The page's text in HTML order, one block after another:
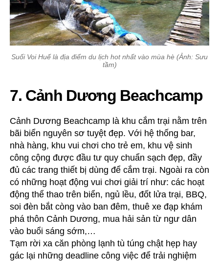
Suối Voi Huế là địa điểm du lịch hot nhất vào mùa hè (Ảnh: Sưu
tầm)
7. Cảnh Dương Beachcamp
Cảnh Dương Beachcamp là khu cắm trại nằm trên
bãi biển nguyên sơ tuyệt đẹp. Với hệ thống bar,
nhà hàng, khu vui chơi cho trẻ em, khu vệ sinh
công cộng được đầu tư quy chuẩn sạch đẹp, đầy
đủ các trang thiết bị dùng để cắm trại. Ngoài ra còn
có những hoạt động vui chơi giải trí như: các hoạt
động thể thao trên biển, ngủ lều, đốt lửa trại, BBQ,
soi đèn bắt còng vào ban đêm, thuê xe đạp khám
phá thôn Cảnh Dương, mua hải sản từ ngư dân
vào buổi sáng sớm,…
Tạm rời xa căn phòng lạnh tù túng chật hẹp hay
gác lại những deadline công việc để trải nghiệm